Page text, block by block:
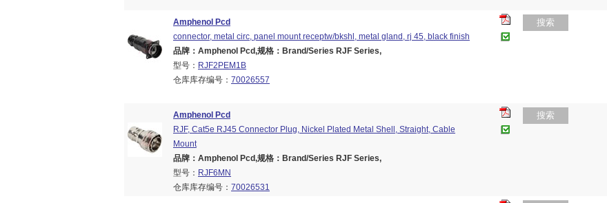
Amphenol Pcd
connector, metal circ, panel mount receptw/bkshl, metal gland, rj 45, black finish
品牌：Amphenol Pcd,规格：Brand/Series RJF Series,
型号： RJF2PEM1B
仓库库存编号： 70026557
搜索
Amphenol Pcd
RJF, Cat5e RJ45 Connector Plug, Nickel Plated Metal Shell, Straight, Cable
Mount
品牌：Amphenol Pcd,规格：Brand/Series RJF Series,
型号： RJF6MN
仓库库存编号： 70026531
搜索